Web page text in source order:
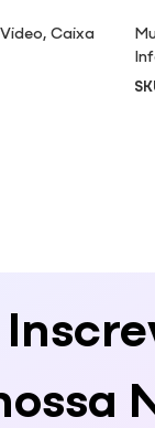
,Caixa